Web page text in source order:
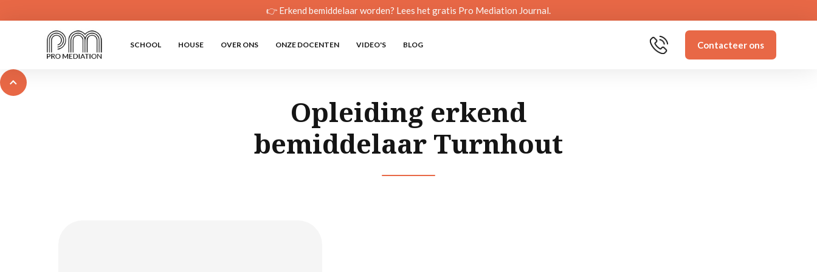
👉 Erkend bemiddelaar worden? Lees het gratis Pro Mediation Journal.
SCHOOL HOUSE OVER ONS ONZE DOCENTEN VIDEO'S BLOG Contacteer ons
Opleiding erkend
bemiddelaar Turnhout